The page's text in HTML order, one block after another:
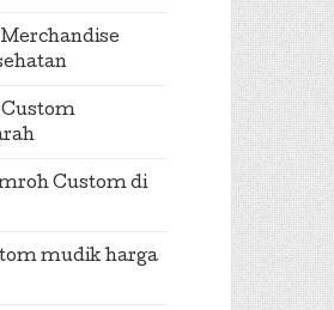
Custom di
mudik harga